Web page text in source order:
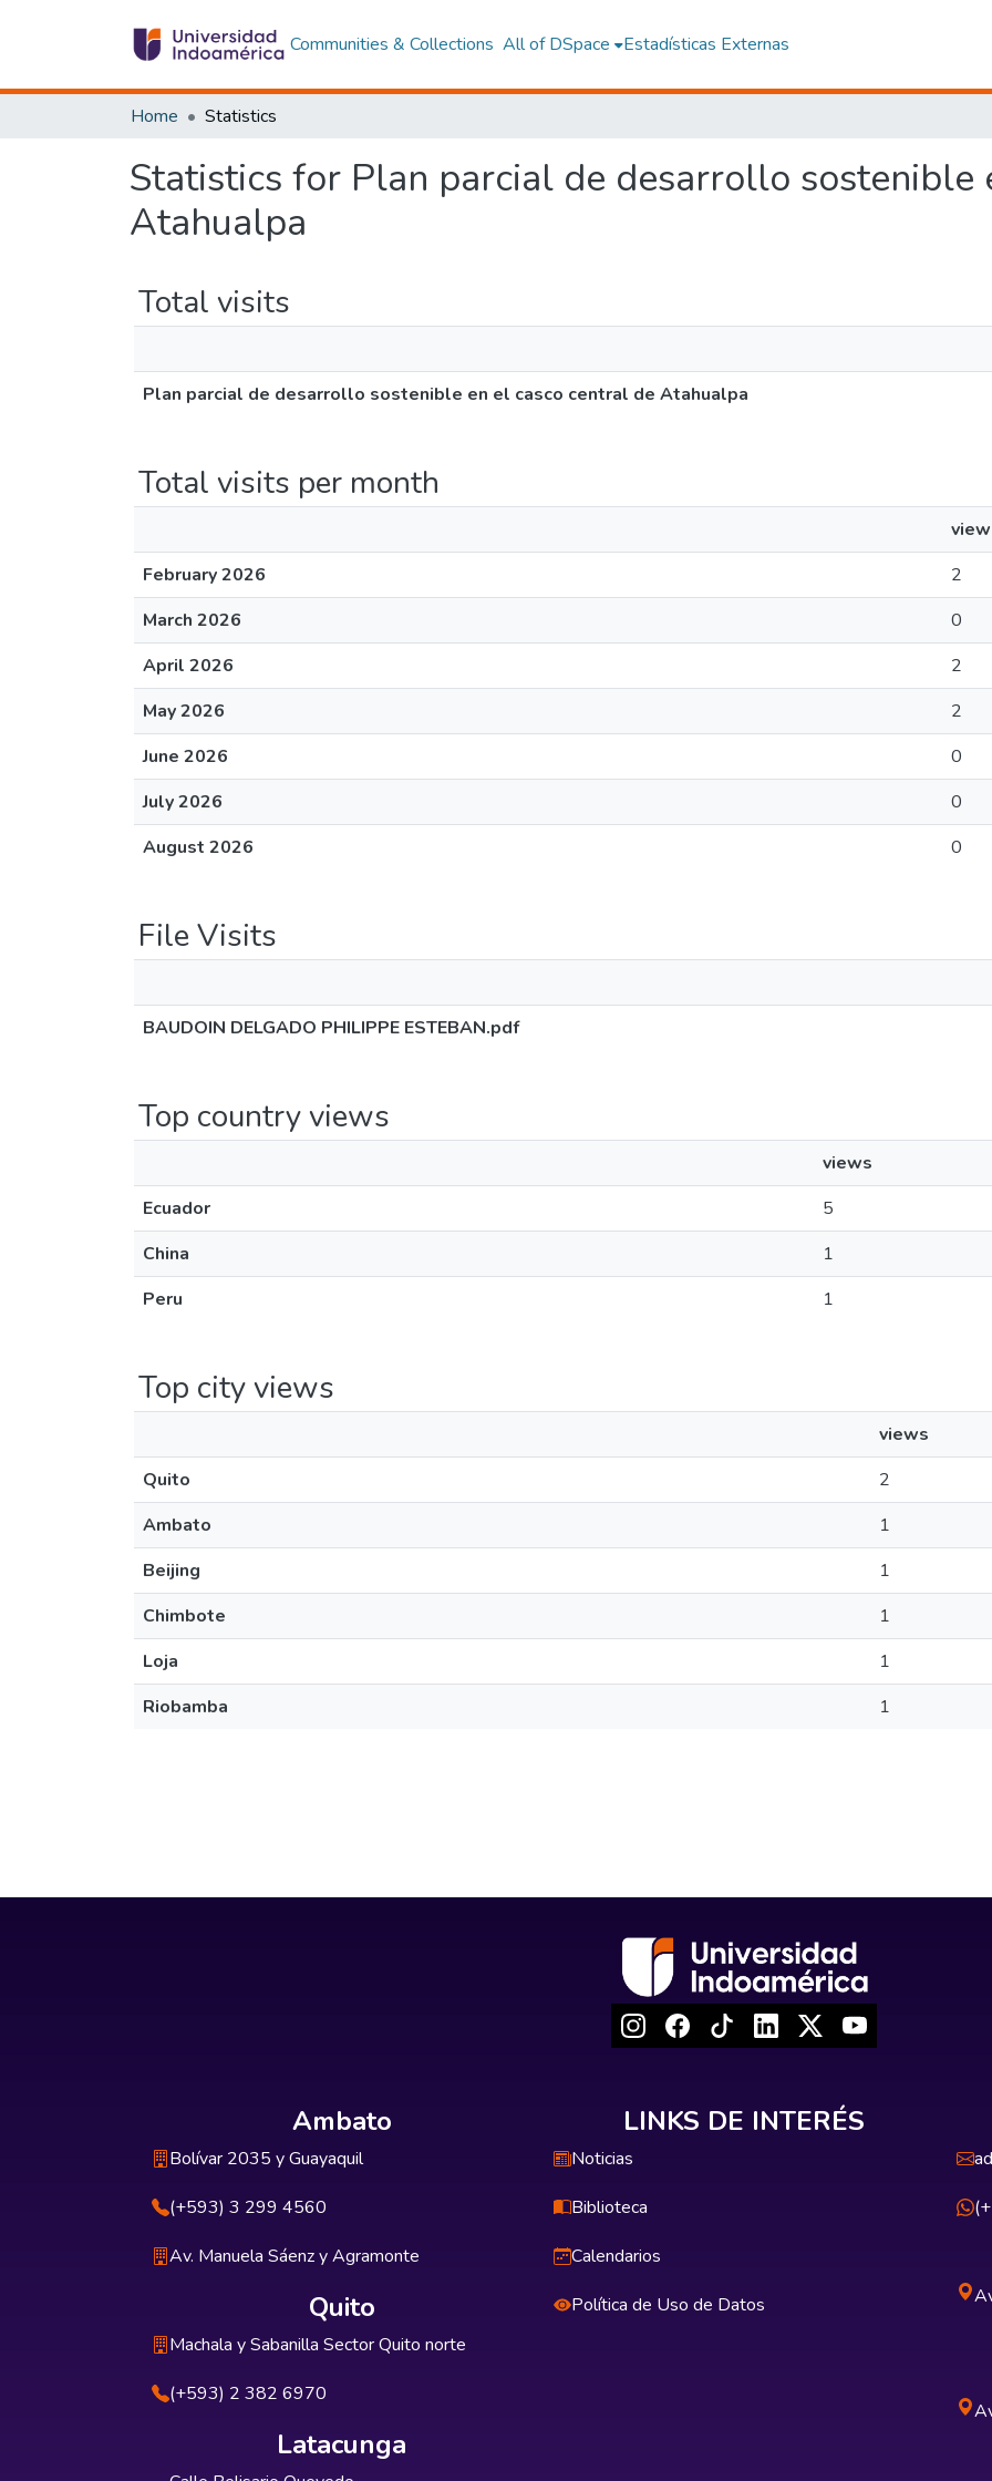
Communities & Collections All of DSpace Estadísticas Externas
Home Statistics
Statistics for Plan parcial de desarrollo sostenible
Atahualpa
Total visits
Plan parcial de desarrollo sostenible en el casco central de Atahualpa
Total visits per month
February 2026
2
March 2026
0
April 2026
2
May 2026
2
June 2026
0
July 2026
0
August 2026
0
File Visits
BAUDOIN DELGADO PHILIPPE ESTEBAN.pdf
Top country views
views
Ecuador
5
China
1
Peru
1
Top city views
views
Quito
2
Ambato
1
Beijing
1
Chimbote
1
Loja
1
Riobamba
1
Ambato
Bolívar 2035 y Guayaquil
(+593) 3 299 4560
Av. Manuela Sáenz y Agramonte
Quito
Machala y Sabanilla Sector Quito norte
(+593) 2 382 6970
Latacunga
LINKS DE INTERÉS
Noticias
Biblioteca
Calendarios
Política de Uso de Datos